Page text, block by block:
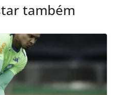
também